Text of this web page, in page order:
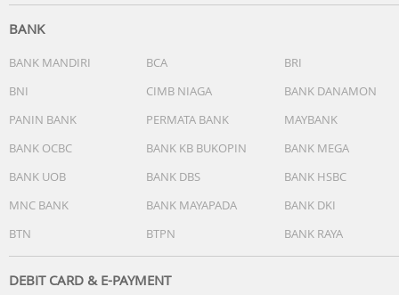
BANK
BANK MANDIRI BCA
BRI
BNI
CIMB NIAGA
BANK DANAMON
PANIN BANK
PERMATA BANK
MAYBANK
BANK OCBC
BANK KB BUKOPIN
BANK MEGA
BANK UOB
BANK DBS
BANK HSBC
MNC BANK
BANK MAYAPADA
BANK DKI
BTN
BTPN BANK RAYA
DEBIT CARD & E-PAYMENT